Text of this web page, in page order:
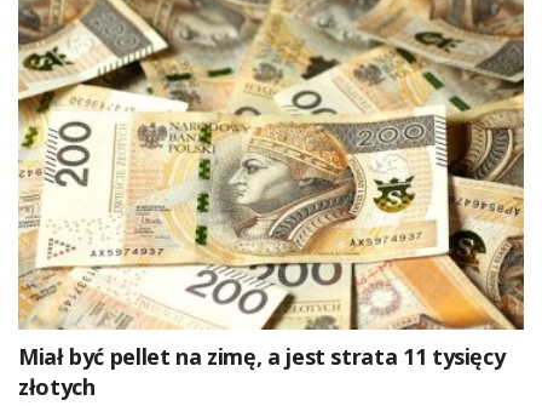
Miał być pellet na zimę, a jest strata 11 tysięcy
złotych